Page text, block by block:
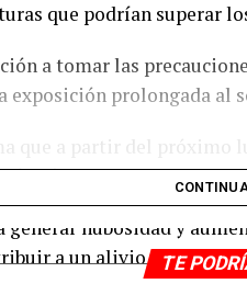
que podrían superar
a tomar las
exposición prolongada al
número 40.
generar nubosidad y
a un alivio temporal
TE